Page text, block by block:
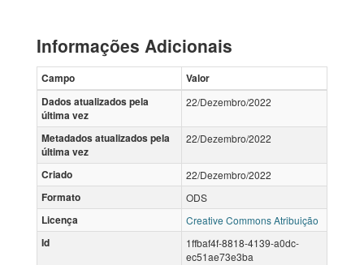
Informações Adicionais
Campo
Valor
Dados atualizados pela
última vez
22/Dezembro/2022
Metadados atualizados pela
última vez
22/Dezembro/2022
Criado 22/Dezembro/2022
Formato ODS
Licença Creative Commons Atribuição
Id
1ffbaf4f-8818-4139-a0dc-
ec51ae73e3ba